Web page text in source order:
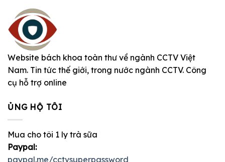
Website bách khoa toàn thư về ngành CCTV Việt
Nam. Tin tức thế giới, trong nước ngành CCTV. Công
cụ hỗ trợ online
ỦNG HỘ TÔI
Mua cho tôi 1 ly trà sữa
Paypal:
paypal.me/cctvsuperpassword